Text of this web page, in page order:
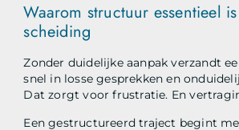
Waarom structuur essentieel
scheiding
Zonder duidelijke aanpak verzandt
snel in losse gesprekken en
Dat zorgt voor frustratie. En
Een gestructureerd traject begint